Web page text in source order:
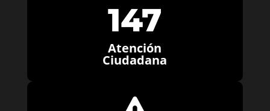
147
Atención
Ciudadana